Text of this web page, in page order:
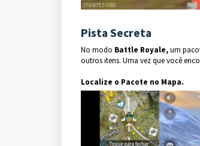
Pista Secreta
No modo Battle Royale,um
outros itens. Uma vez que você
Localize o Pacote no Mapa.